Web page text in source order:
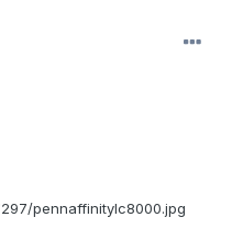
pennaffinitylc8000.jpg